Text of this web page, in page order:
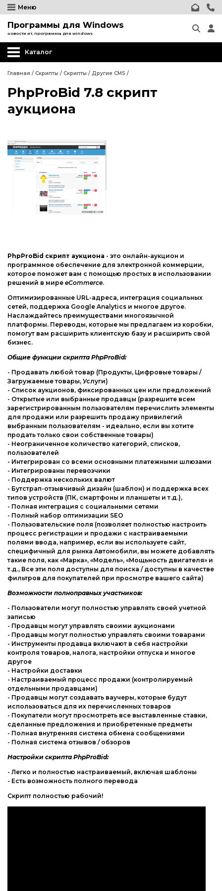
Меню
Программы для Windows
новости ит, программы для windows
Каталог
Wordpress
Joomla
phpBB форум
Другие CMS
Главная / Скрипты / Скрипты / Другие CMS /
PhpProBid 7.8 скрипт
аукциона
PhpProBid скрипт аукциона - это онлайн-аукцион и
программное обеспечение для электронной коммерции,
которое поможет вам с помощью простых в использовании
решений в мире eCommerce.
Оптимизированные URL-адреса, интеграция социальных
сетей, поддержка Google Analytics и многое другое.
Наслаждайтесь преимуществами многоязычной
платформы. Переводы, которые мы предлагаем из коробки,
помогут вам расширить клиентскую базу и расширить свой
бизнес.
Общие функции скрипта PhpProBid:
- Продавать любой товар (Продукты, Цифровые товары /
Загружаемые товары, Услуги)
- Список аукционов, фиксированных цен или предложений
- Открытые или выбранные продавцы (разрешите всем
зарегистрированным пользователям перечислить элементы
для продажи или разрешить продажу привилегий
выбранным пользователям - идеально, если вы хотите
продать только свои собственные товары)
- Неограниченное количество категорий, списков,
пользователей
- Интегрирован со всеми основными платежными шлюзами
- Интегрированы перевозчики
- Поддержка нескольких валют
- Бутстрап-отзывчивый дизайн (шаблон) и поддержка всех
типов устройств (ПК, смартфоны и планшеты и т.д.),
- Полная интеграция с социальными сетями
- Полный набор оптимизации SEO
- Пользовательские поля (позволяет полностью настроить
процесс регистрации и продажи с настраиваемыми
полями ввода, например, если вы используете сайт,
специфичный для рынка Автомобили, вы можете добавлять
такие поля, как «Марка», «Модель», «Мощьность двигателя» и
т.д., Все эти поля доступны для поиска / доступны в качестве
фильтров для покупателей при просмотре вашего сайта)
Возможности полноправных участников:
- Пользователи могут полностью управлять своей учетной
записью
- Продавцы могут управлять своими аукционами
- Продавцы могут полностью управлять своими товарами
- Инструменты продавца включают в себя настройки
контроля товаров, налога, настройки отпуска и многое
другое
- Настройки доставки
- Настраиваемый процесс продажи (контролируемый
отдельными продавцами)
- Продавцы могут создавать ваучеры, которые будут
использоваться для их перечисленных товаров
- Покупатели могут просмотреть все выставленные ставки,
сделанные предложения и приобретенные предметы
- Полная внутренняя система обмена сообщениями
- Полная система отзывов / обзоров
Настройки скрипта PhpProBid:
- Легко и полностью настраиваемый, включая шаблоны
- Есть возможность полного перевода
Скрипт полностью рабочий!
Wordpress